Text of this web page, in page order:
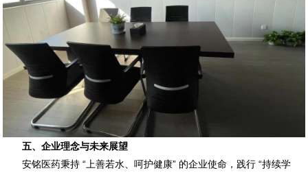
五、企业理念与未来展望
安铭医药秉持 “上善若水、呵护健康” 的企业使命，践行 “持续学